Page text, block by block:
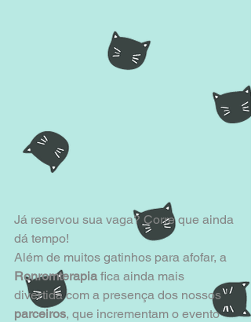
Já reservou sua vaga? Corre que ainda
dá tempo!
Além de muitos gatinhos para afofar, a
Ronromterapia fica ainda mais
divertida com a presença dos nossos
parceiros, que incrementam o evento